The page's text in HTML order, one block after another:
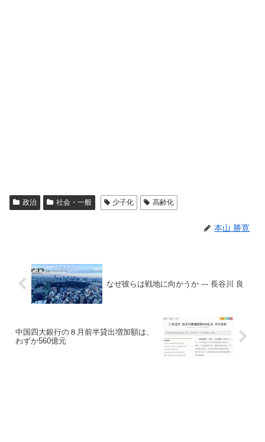
政治 社会・一般 少子化 高齢化
本山 勝寛
なぜ彼らは戦地に向かうか --- 長谷川 良
中国四大銀行の８月前半貸出増加額は、
わずか560億元